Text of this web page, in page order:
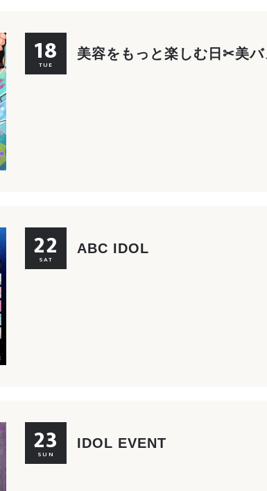
18
TUE
美容をもっと楽しむ日✂美
22
SAT
ABC IDOL
23
SUN
IDOL EVENT